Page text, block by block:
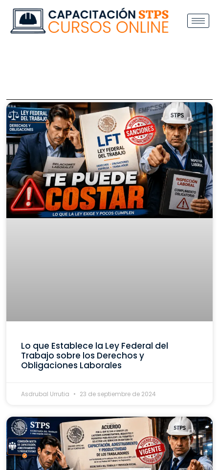
Lo que Establece la Ley Federal del
Trabajo sobre los Derechos y
Obligaciones Laborales
Asdrubal Urrutia 23 de septiembre de 2024